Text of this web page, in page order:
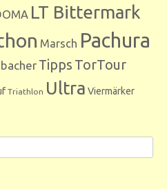
LT Bittermark
Marsch Pachura
Tipps TorTour
Triathlon Ultra Viermärker